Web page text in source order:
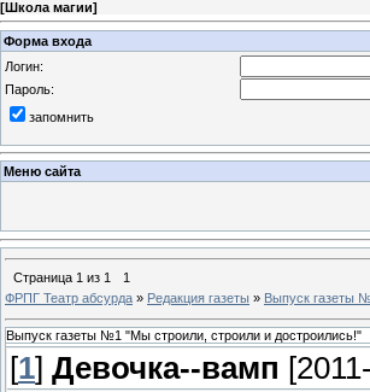
[Школа магии]
Форма входа
Логин:
Пароль:
запомнить
Меню сайта
Страница 1 из 1
1
ФРПГ Театр абсурда » Редакция газеты » Выпуск газеты
Выпуск газеты №1 "Мы строили, строили и достроились!"
[1] Девочка--вамп